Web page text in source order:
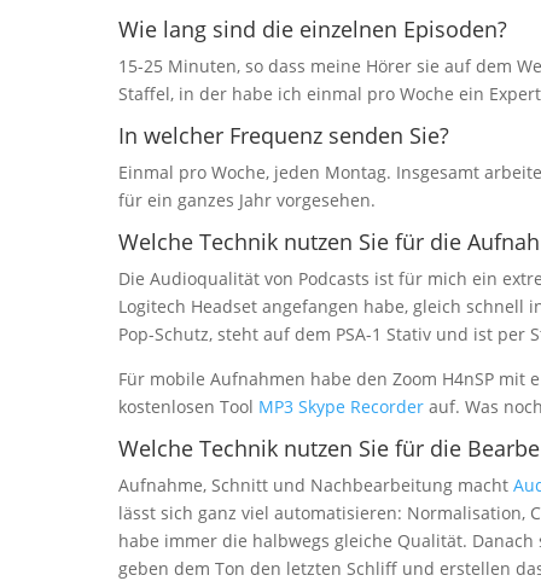
Wie lang sind die einzelnen Episoden?
15-25 Minuten, so dass meine Hörer sie auf dem
Staffel, in der habe ich einmal pro Woche ein
In welcher Frequenz senden Sie?
Einmal pro Woche, jeden Montag. Insgesamt
für ein ganzes Jahr vorgesehen.
Welche Technik nutzen Sie für die
Die Audioqualität von Podcasts ist für mich ein
Logitech Headset angefangen habe, gleich schnell
Pop-Schutz, steht auf dem PSA-1 Stativ und ist per
Für mobile Aufnahmen habe den Zoom H4nSP mit
kostenlosen Tool MP3 Skype Recorder auf. Was
Welche Technik nutzen Sie für die
Aufnahme, Schnitt und Nachbearbeitung macht
lässt sich ganz viel automatisieren: Normalisation,
habe immer die halbwegs gleiche Qualität.
geben dem Ton den letzten Schliff und erstellen